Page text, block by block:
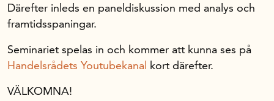
Därefter inleds en paneldiskussion med analys och
framtidsspaningar.
Seminariet spelas in och kommer att kunna ses på
Handelsrådets Youtubekanal kort därefter.
VÄLKOMNA!